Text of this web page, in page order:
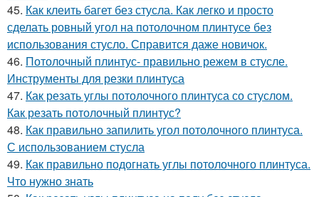
45. Как клеить багет без стусла. Как легко и просто
сделать ровный угол на потолочном плинтусе без
использования стусло. Справится даже новичок.
46. Потолочный плинтус- правильно режем в стусле.
Инструменты для резки плинтуса
47. Как резать углы потолочного плинтуса со стуслом.
Как резать потолочный плинтус?
48. Как правильно запилить угол потолочного плинтуса.
С использованием стусла
49. Как правильно подогнать углы потолочного плинтуса.
Что нужно знать